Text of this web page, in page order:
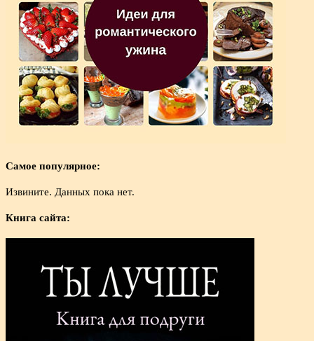
Самое популярное:
Извините. Данных пока нет.
Книга сайта: